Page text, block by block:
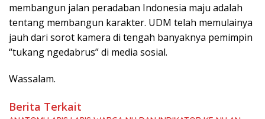
membangun jalan peradaban Indonesia maju adalah
tentang membangun karakter. UDM telah memulainya
jauh dari sorot kamera di tengah banyaknya pemimpin
“tukang ngedabrus” di media sosial.
Wassalam.
Berita Terkait